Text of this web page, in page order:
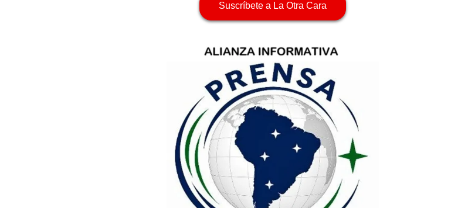
Suscríbete a La Otra Cara